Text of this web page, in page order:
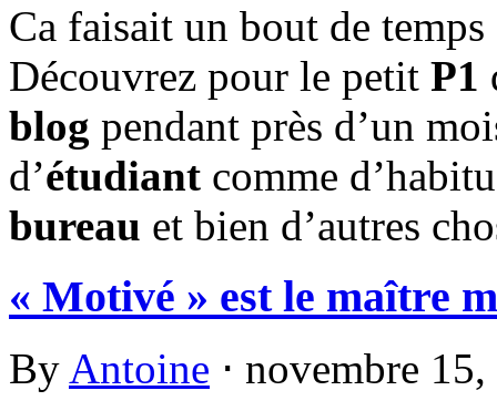
Ca faisait un bout de
Découvrez pour le petit P1
blog pendant près d’un
d’étudiant comme
bureau et bien d’autres
« Motivé » est le maître
By Antoine ⋅ novembre